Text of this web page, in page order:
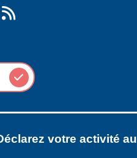
votre activité au